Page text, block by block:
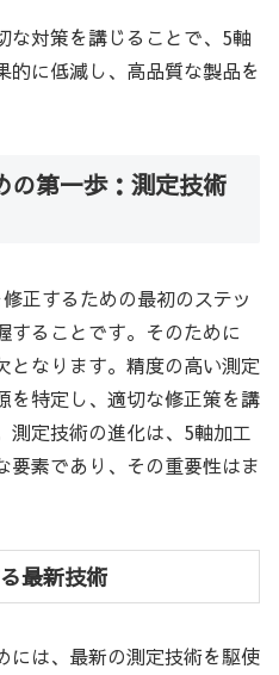
な対策を講じることで、5軸
的に低減し、高品質な製品を
の第一歩：測定技術
正するための最初のステッ
することです。そのために
となります。精度の高い測定
を特定し、適切な修正策を講
測定技術の進化は、5軸加工
要素であり、その重要性はま
最新技術
には、最新の測定技術を駆使